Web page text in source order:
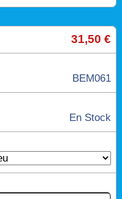
31,50 €
BEM061
En Stock